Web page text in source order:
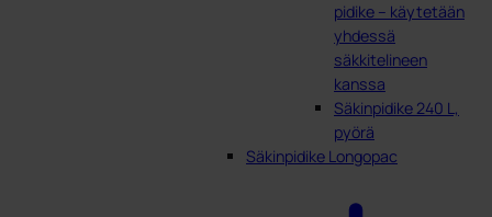
pidike – käytetään
yhdessä
säkkitelineen
kanssa
Säkinpidike 240 L,
pyörä
Säkinpidike Longopac